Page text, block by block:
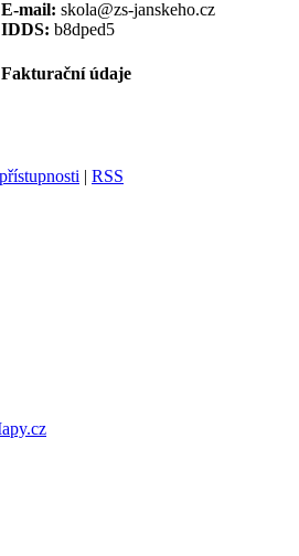
E-mail: skola@zs-janskeho.cz
IDDS: b8dped5
Fakturační údaje
| RSS